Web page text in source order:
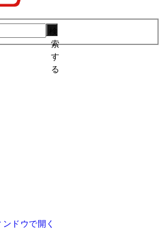
索
す
る
ドウで開く